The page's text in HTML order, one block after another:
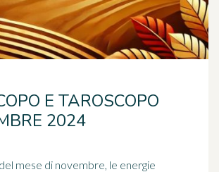
E TAROSCOPO
2024
mese di novembre, le energie